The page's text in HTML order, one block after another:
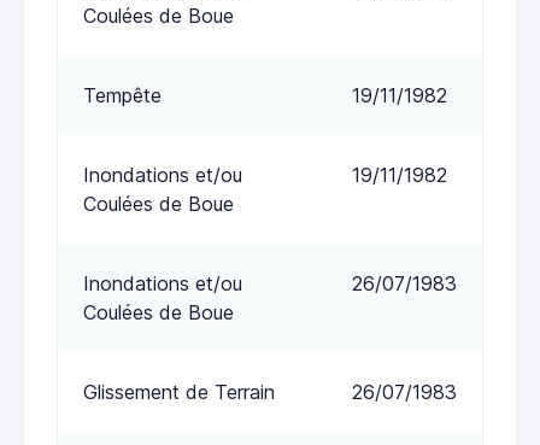
Coulées de Boue
Tempête 19/11/1982
Inondations et/ou
Coulées de Boue
19/11/1982
Inondations et/ou
Coulées de Boue
26/07/1983
Glissement de Terrain 26/07/1983